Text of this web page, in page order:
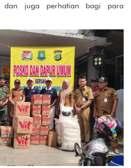
dan juga perhatian bagi para